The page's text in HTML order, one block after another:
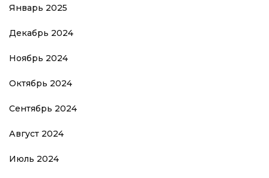
Январь 2025
Декабрь 2024
Ноябрь 2024
Октябрь 2024
Сентябрь 2024
Август 2024
Июль 2024